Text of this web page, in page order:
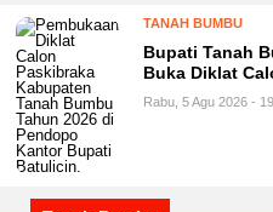
TANAH BUMBU
Bupati Tanah
Buka Diklat
Rabu, 5 Agu 2026 -